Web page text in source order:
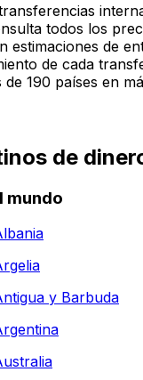
todos los
estimaciones de
de cada
190 países en
de
mundo
y Barbuda